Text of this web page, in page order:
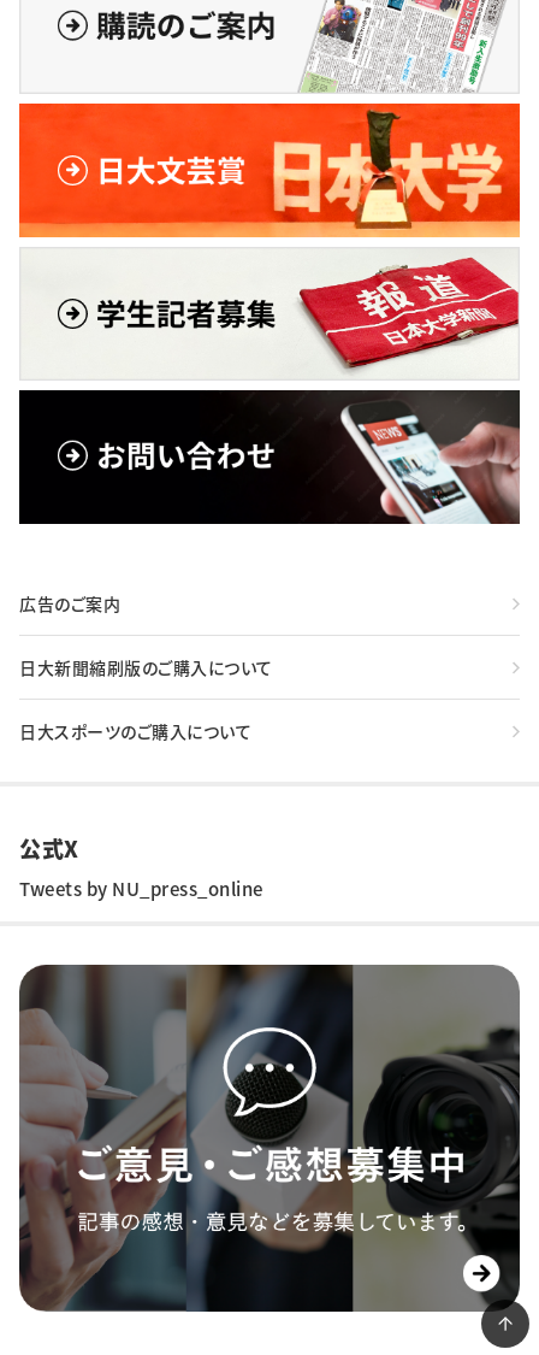
広告のご案内
日大新聞縮刷版のご購入について
日大スポーツのご購入について
公式X
Tweets by NU_press_online